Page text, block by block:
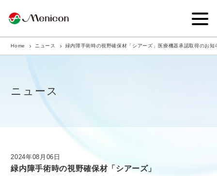
企業情報
商品サイト
ニュース
Home ニュース 緑内障手術時の視野確保材「シアーズ」医療機器承認取得のお知
ニュース
2024年08月06日
緑内障手術時の視野確保材「シアーズ」